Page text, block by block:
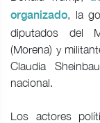
organizado, la
diputados del
(Morena) y
Claudia
nacional.
Los actores